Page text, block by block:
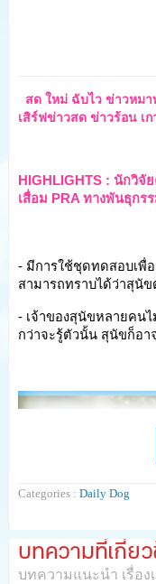
สด ใหม่ ฉับไว ข่าวหมา
เสิร์ฟข่าวสด ข่าวร้อน เ
HIGHLIGHTS : นักวิ
เสื่อม PRA ทางพันธุกร
- มีการใช้ชุดทดสอบเพื่
สามารถทราบได้ว่าสุนั
- เจ้าของสุนัขหลายคน
กว่าจะรู้ตัวนั้น สุนัขก็อา
Categories : Daily Dog
บทความที่เกี่ย
บทความแนะนำ เรื่อง